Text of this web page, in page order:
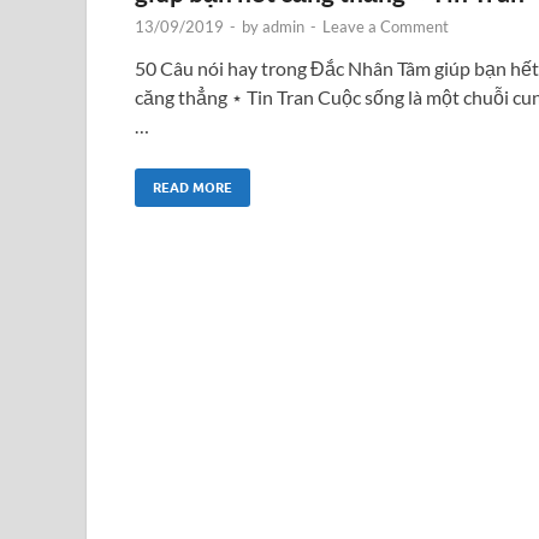
13/09/2019 - byadmin - Leave a Comment
50 Câu nói hay trong Đắc Nhân Tâm giúp bạn hết
căng thẳng ⋆ Tin Tran Cuộc sống là một chuỗi
READ MORE